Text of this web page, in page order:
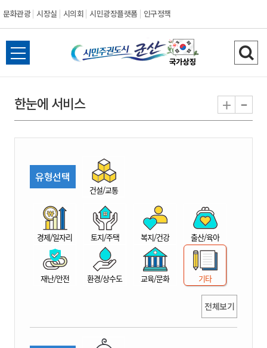
문화관광 시장실 시의회 시민광장플랫폼 인구정책
시
민
권
시
산
전
체
뉴
열
검
색
기
한눈에 서비스 + -
유형선택
건설/교통
경제/일자리 토지/주택 복지/건강 출산/육아
재난/안전 환경/상수도 교육/문화 기타
전체보기